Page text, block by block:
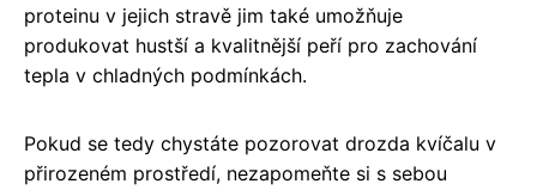
proteinu v jejich stravě jim také umožňuje
produkovat hustší a kvalitnější peří pro zachování
tepla v chladných podmínkách.
Pokud se tedy chystáte pozorovat drozda kvíčalu v
přirozeném prostředí, nezapomeňte si s sebou